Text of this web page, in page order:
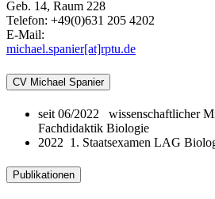
Geb. 14, Raum 228
Telefon: +49(0)631 205 4202
E-Mail:
michael.spanier[at]rptu.de
CV Michael Spanier
seit 06/2022 wissenschaftlicher
Fachdidaktik Biologie
2022 1. Staatsexamen LAG
Publikationen